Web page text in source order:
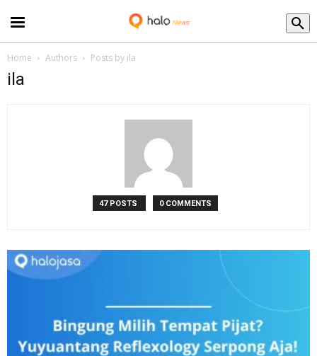
Home Authors Posts by ila
ila
47 POSTS 0 COMMENTS